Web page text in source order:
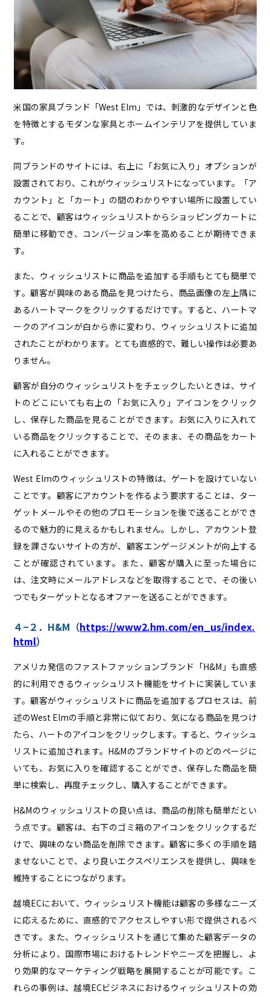
米国の家具ブランド「West Elm」では、刺激的なデザインと色
を特徴とするモダンな家具とホームインテリアを提供していま
す。
同ブランドのサイトには、右上に「お気に入り」オプションが
設置されており、これがウィッシュリストになっています。「ア
カウント」と「カート」の間のわかりやすい場所に設置してい
ることで、顧客はウィッシュリストからショッピングカートに
簡単に移動でき、コンバージョン率を高めることが期待できま
す。
また、ウィッシュリストに商品を追加する手順もとても簡単で
す。顧客が興味のある商品を見つけたら、商品画像の左上隅に
あるハートマークをクリックするだけです。すると、ハートマ
ークのアイコンが白から赤に変わり、ウィッシュリストに追加
されたことがわかります。とても直感的で、難しい操作は必要あ
りません。
顧客が自分のウィッシュリストをチェックしたいときは、サイ
トのどこにいても右上の「お気に入り」アイコンをクリック
し、保存した商品を見ることができます。お気に入りに入れて
いる商品をクリックすることで、そのまま、その商品をカート
に入れることができます。
West Elmのウィッシュリストの特徴は、ゲートを設けていない
ことです。顧客にアカウントを作るよう要求することは、ター
ゲットメールやその他のプロモーションを後で送ることができ
るので魅力的に見えるかもしれません。しかし、アカウント登
録を課さないサイトの方が、顧客エンゲージメントが向上する
ことが確認されています。また、顧客が購入に至った場合に
は、注文時にメールアドレスなどを取得することで、その後い
つでもターゲットとなるオファーを送ることができます。
４−２．H&M（https://www2.hm.com/en_us/index.
html）
アメリカ発信のファストファッションブランド「H&M」も直感
的に利用できるウィッシュリスト機能をサイトに実装していま
す。顧客がウィッシュリストに商品を追加するプロセスは、前
述のWest Elmの手順と非常に似ており、気になる商品を見つけ
たら、ハートのアイコンをクリックします。すると、ウィッシュ
リストに追加されます。H&Mのブランドサイトのどのページに
いても、お気に入りを確認することができ、保存した商品を簡
単に検索し、再度チェックし、購入することができます。
H&Mのウィッシュリストの良い点は、商品の削除も簡単だとい
う点です。顧客は、右下のゴミ箱のアイコンをクリックするだ
けで、興味のない商品を削除できます。顧客に多くの手順を踏
ませないことで、より良いエクスペリエンスを提供し、興味を
維持することにつながります。
越境ECにおいて、ウィッシュリスト機能は顧客の多様なニーズ
に応えるために、直感的でアクセスしやすい形で提供されるべ
きです。また、ウィッシュリストを通じて集めた顧客データの
分析により、国際市場におけるトレンドやニーズを把握し、よ
り効果的なマーケティング戦略を展開することが可能です。こ
れらの事例は、越境ECビジネスにおけるウィッシュリストの効